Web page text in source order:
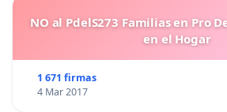
NO al PdelS273 Familias en Pro
en el Hogar
1 671 firmas
4 Mar 2017